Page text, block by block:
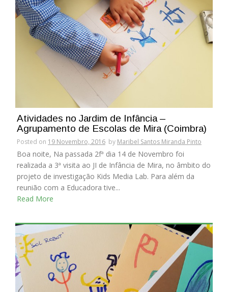
Atividades no Jardim de Infância –
Agrupamento de Escolas de Mira (Coimbra)
Posted on 19 Novembro, 2016 by Maribel Santos Miranda Pinto
Boa noite, Na passada 2fª dia 14 de Novembro foi
realizada a 3ª visita ao JI de Infância de Mira, no âmbito do
projeto de investigação Kids Media Lab. Para além da
reunião com a Educadora tive...
Read More